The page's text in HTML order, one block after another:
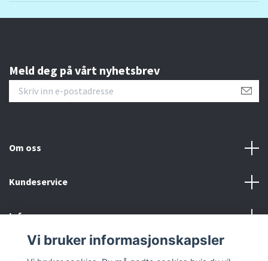
Meld deg på vårt nyhetsbrev
Om oss
Kundeservice
Info
Vi bruker informasjonskapsler